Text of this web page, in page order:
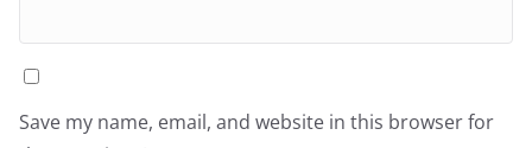
Save my name, email, and website in this browser for